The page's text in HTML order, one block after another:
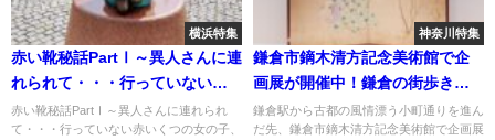
横浜特集
赤い靴秘話PartⅠ～異人さんに連
れられて・・・行っていない赤
いくつの女の子、きみちゃん。
赤い靴秘話PartⅠ～異人さんに連れられ
て・・・行っていない赤いくつの女の子、
神奈川特集
鎌倉市鏑木清方記念美術館で企
画展が開催中！鎌倉の街歩きも
楽しんで！
鎌倉駅から古都の風情漂う小町通りを進ん
だ先、鎌倉市鏑木清方記念美術館で企画展